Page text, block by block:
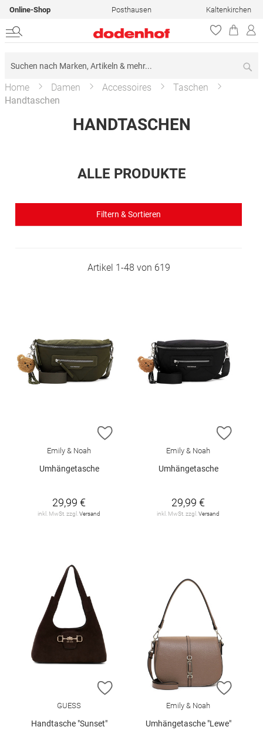
Online-Shop Posthausen Kaltenkirchen
Home Damen Accessoires
Taschen
Handtaschen
HANDTASCHEN
ALLE PRODUKTE
Filtern & Sortieren
Artikel 1-48 von 619
ZUR WUNSCHLISTE HINZUFÜGEN
Emily & Noah
Umhängetasche
29,99 €
inkl. MwSt. zzgl. Versand
ZUR
Emily & Noah
Umhängetasche
29,99 €
inkl. MwSt. zzgl. Versand
ZUR WUNSCHLISTE HINZUFÜGEN
GUESS
Handtasche "Sunset"
ZUR
Emily & Noah
Umhängetasche "Lewe"